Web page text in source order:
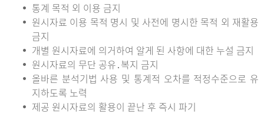
통계 목적 외 이용 금지
원시자료 이용 목적 명시 및 사전에 명시한 목적 외 재활용
금지
개별 원시자료에 의거하여 알게 된 사항에 대한 누설 금지
원시자료의 무단 공유․복지 금지
올바른 분석기법 사용 및 통계적 오차를 적정수준으로 유
지하도록 노력
제공 원시자료의 활용이 끝난 후 즉시 파기